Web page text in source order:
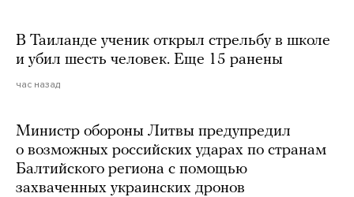
В Таиланде ученик открыл стрельбу в школе
и убил шесть человек. Еще 15 ранены
час назад
Министр обороны Литвы предупредил
о возможных российских ударах по странам
Балтийского региона с помощью
захваченных украинских дронов